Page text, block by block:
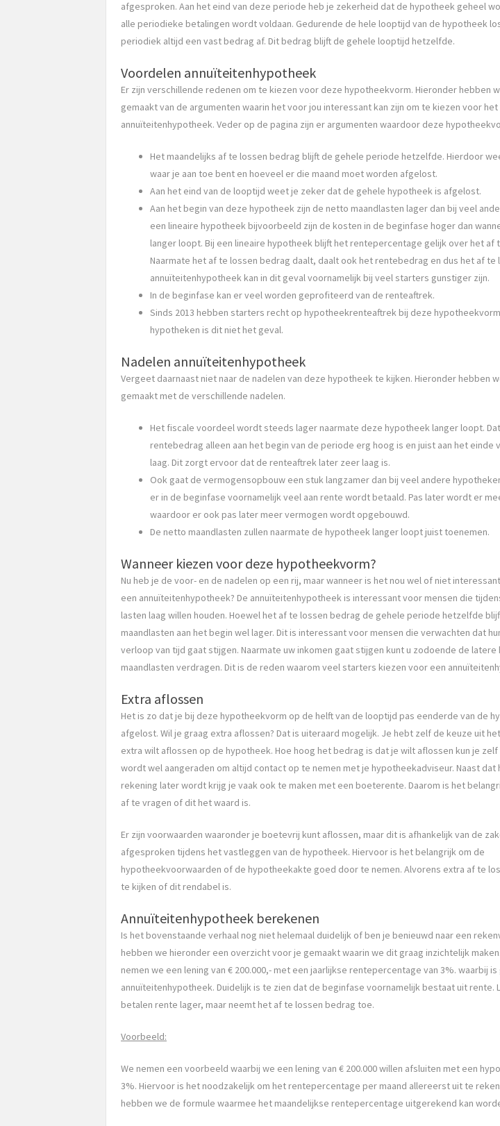
afgesproken. Aan het eind van deze periode heb je zekerheid dat de hypotheek geheel
alle periodieke betalingen wordt voldaan. Gedurende de hele looptijd van de hypotheek
periodiek altijd een vast bedrag af. Dit bedrag blijft de gehele looptijd hetzelfde.
Voordelen annuïteitenhypotheek
Er zijn verschillende redenen om te kiezen voor deze hypotheekvorm. Hieronder hebben
gemaakt van de argumenten waarin het voor jou interessant kan zijn om te kiezen voor
annuïteitenhypotheek. Veder op de pagina zijn er argumenten waardoor deze
Het maandelijks af te lossen bedrag blijft de gehele periode hetzelfde. Hierdoor
waar je aan toe bent en hoeveel er die maand moet worden afgelost.
Aan het eind van de looptijd weet je zeker dat de gehele hypotheek is afgelost.
Aan het begin van deze hypotheek zijn de netto maandlasten lager dan bij veel
een lineaire hypotheek bijvoorbeeld zijn de kosten in de beginfase hoger dan
langer loopt. Bij een lineaire hypotheek blijft het rentepercentage gelijk over het af
Naarmate het af te lossen bedrag daalt, daalt ook het rentebedrag en dus het af te
annuïteitenhypotheek kan in dit geval voornamelijk bij veel starters gunstiger zijn.
In de beginfase kan er veel worden geprofiteerd van de renteaftrek.
Sinds 2013 hebben starters recht op hypotheekrenteaftrek bij deze
hypotheken is dit niet het geval.
Nadelen annuïteitenhypotheek
Vergeet daarnaast niet naar de nadelen van deze hypotheek te kijken. Hieronder hebben
gemaakt met de verschillende nadelen.
Het fiscale voordeel wordt steeds lager naarmate deze hypotheek langer loopt.
rentebedrag alleen aan het begin van de periode erg hoog is en juist aan het einde
laag. Dit zorgt ervoor dat de renteaftrek later zeer laag is.
Ook gaat de vermogensopbouw een stuk langzamer dan bij veel andere
er in de beginfase voornamelijk veel aan rente wordt betaald. Pas later wordt er
waardoor er ook pas later meer vermogen wordt opgebouwd.
De netto maandlasten zullen naarmate de hypotheek langer loopt juist toenemen.
Wanneer kiezen voor deze hypotheekvorm?
Nu heb je de voor- en de nadelen op een rij, maar wanneer is het nou wel of niet
een annuïteitenhypotheek? De annuïteitenhypotheek is interessant voor mensen die
lasten laag willen houden. Hoewel het af te lossen bedrag de gehele periode hetzelfde
maandlasten aan het begin wel lager. Dit is interessant voor mensen die verwachten dat
verloop van tijd gaat stijgen. Naarmate uw inkomen gaat stijgen kunt u zodoende de latere
maandlasten verdragen. Dit is de reden waarom veel starters kiezen voor een
Extra aflossen
Het is zo dat je bij deze hypotheekvorm op de helft van de looptijd pas eenderde van de
afgelost. Wil je graag extra aflossen? Dat is uiteraard mogelijk. Je hebt zelf de keuze uit
extra wilt aflossen op de hypotheek. Hoe hoog het bedrag is dat je wilt aflossen kun je
wordt wel aangeraden om altijd contact op te nemen met je hypotheekadviseur. Naast dat
rekening later wordt krijg je vaak ook te maken met een boeterente. Daarom is het
af te vragen of dit het waard is.
Er zijn voorwaarden waaronder je boetevrij kunt aflossen, maar dit is afhankelijk van de
afgesproken tijdens het vastleggen van de hypotheek. Hiervoor is het belangrijk om de
hypotheekvoorwaarden of de hypotheekakte goed door te nemen. Alvorens extra af te
te kijken of dit rendabel is.
Annuïteitenhypotheek berekenen
Is het bovenstaande verhaal nog niet helemaal duidelijk of ben je benieuwd naar een
hebben we hieronder een overzicht voor je gemaakt waarin we dit graag inzichtelijk
nemen we een lening van € 200.000,- met een jaarlijkse rentepercentage van 3%. waarbij
annuïteitenhypotheek. Duidelijk is te zien dat de beginfase voornamelijk bestaat uit rente.
betalen rente lager, maar neemt het af te lossen bedrag toe.
Voorbeeld:
We nemen een voorbeeld waarbij we een lening van € 200.000 willen afsluiten met een
3%. Hiervoor is het noodzakelijk om het rentepercentage per maand allereerst uit te
hebben we de formule waarmee het maandelijkse rentepercentage uitgerekend kan